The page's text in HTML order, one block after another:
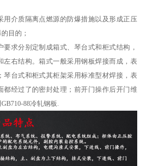
用介质隔离点燃源的防爆措施以及形成正压
目的；
要求分别定制成箱式、琴台式和柜式结构，
左右结构。箱式一般采用钢板焊接而成，表
琴台式和柜式其柜架采用标准型材焊接，表
都经过了的密封处理；前开门操作后开门维
88冷轧钢板.